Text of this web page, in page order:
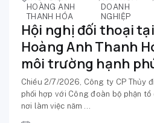
HOÀNG ANH
THANH HÓA
DOANH
NGHIỆP
Hội nghị đối thoại
Hoàng Anh Thanh
môi trường hạnh
Chiều 2/7/2026, Công ty CP Thủy
phối hợp với Công đoàn bộ phận
nơi làm việc năm ...